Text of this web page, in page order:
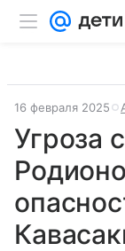
16 февраля 2025
Угроза